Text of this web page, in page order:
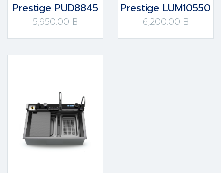
Prestige PUD8845
5,950.00 ฿
Prestige LUM10550
6,200.00 ฿